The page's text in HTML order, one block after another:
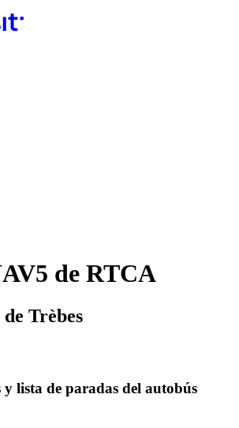
de RTCA
Trèbes
lista de paradas del autobús